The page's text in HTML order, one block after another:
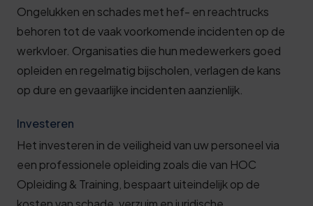
Ongelukken en schades met hef- en reachtrucks
behoren tot de vaak voorkomende incidenten op de
werkvloer. Organisaties die hun medewerkers goed
opleiden en regelmatig bijscholen, verlagen de kans
op dure en gevaarlijke incidenten aanzienlijk.
Investeren
Het investeren in de veiligheid van uw personeel via
een professionele opleiding zoals die van HOC
Opleiding & Training, bespaart uiteindelijk op de